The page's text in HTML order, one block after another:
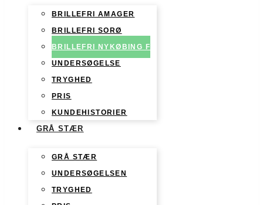
BRILLEFRI AMAGER
BRILLEFRI SORØ
BRILLEFRI NYKØBING F
UNDERSØGELSE
TRYGHED
PRIS
KUNDEHISTORIER
GRÅ STÆR
GRÅ STÆR
UNDERSØGELSEN
TRYGHED